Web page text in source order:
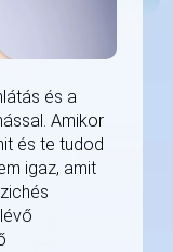
és a
Amikor
és te tudod
igaz, amit